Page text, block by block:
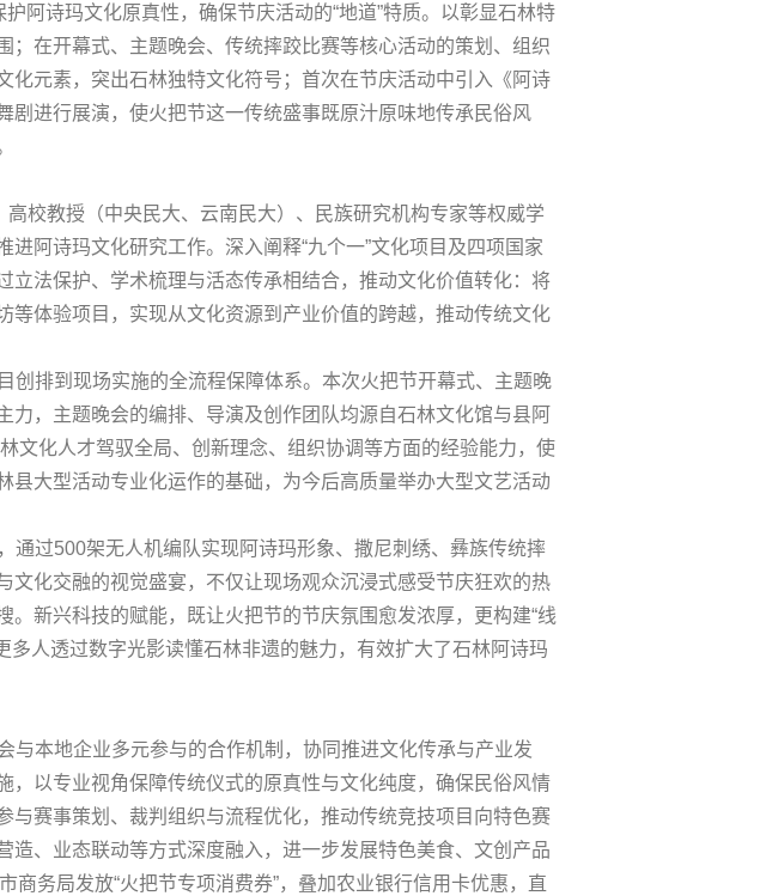
阿诗玛文化原真性，确保节庆活动的“地道”特质。以彰显石林特
在开幕式、主题晚会、传统摔跤比赛等核心活动的策划、组织
元素，突出石林独特文化符号；首次在节庆活动中引入《阿诗
进行展演，使火把节这一传统盛事既原汁原味地传承民俗风
校教授（中央民大、云南民大）、民族研究机构专家等权威学
阿诗玛文化研究工作。深入阐释“九个一”文化项目及四项国家
法保护、学术梳理与活态传承相结合，推动文化价值转化：将
体验项目，实现从文化资源到产业价值的跨越，推动传统文化
创排到现场实施的全流程保障体系。本次火把节开幕式、主题晚
，主题晚会的编排、导演及创作团队均源自石林文化馆与县阿
文化人才驾驭全局、创新理念、组织协调等方面的经验能力，使
大型活动专业化运作的基础，为今后高质量举办大型文艺活动
过500架无人机编队实现阿诗玛形象、撒尼刺绣、彝族传统摔
化交融的视觉盛宴，不仅让现场观众沉浸式感受节庆狂欢的热
新兴科技的赋能，既让火把节的节庆氛围愈发浓厚，更构建“线
人透过数字光影读懂石林非遗的魅力，有效扩大了石林阿诗玛
与本地企业多元参与的合作机制，协同推进文化传承与产业发
以专业视角保障传统仪式的原真性与文化纯度，确保民俗风情
赛事策划、裁判组织与流程优化，推动传统竞技项目向特色赛
、业态联动等方式深度融入，进一步发展特色美食、文创产品
商务局发放“火把节专项消费券”，叠加农业银行信用卡优惠，直